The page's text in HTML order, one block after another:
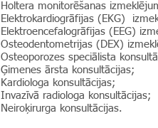
Holtera monitorēšanas
Elektrokardiogrāfijas (EKG)
Elektroencefalogrāfijas (EEG)
Osteodentometrijas (DEX)
Osteoporozes speciālista
Ģimenes ārsta konsultācijas;
Kardiologa konsultācijas;
Invazīvā radiologa konsultācijas;
Neiroķirurga konsultācijas.